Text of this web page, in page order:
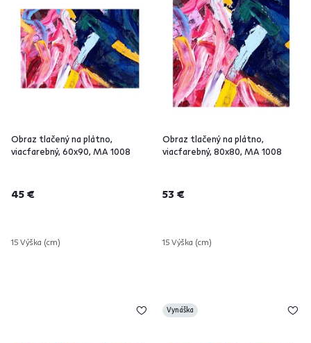
Obraz tlačený na plátno,
viacfarebný, 60x90, MA 1008
45 €
15 Výška (cm)
Obraz tlačený na plátno,
viacfarebný, 80x80, MA 1008
53 €
15 Výška (cm)
Vynáška